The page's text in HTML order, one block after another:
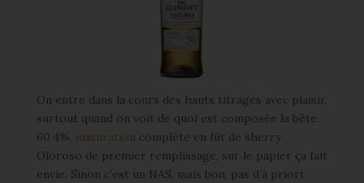
On entre dans la cours des hauts titrages avec plaisir,
surtout quand on voit de quoi est composée la bête.
60.4%, maturation complète en fût de sherry
Oloroso de premier remplissage, sur le papier ça fait
envie. Sinon c’est un NAS, mais bon, pas d’à priori.